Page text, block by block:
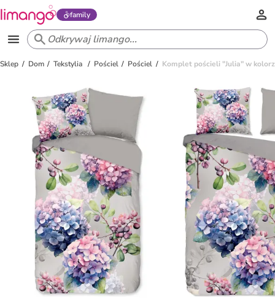
family
Sklep Dom Tekstylia Pościel Pościel Komplet pościeli "Julia" w